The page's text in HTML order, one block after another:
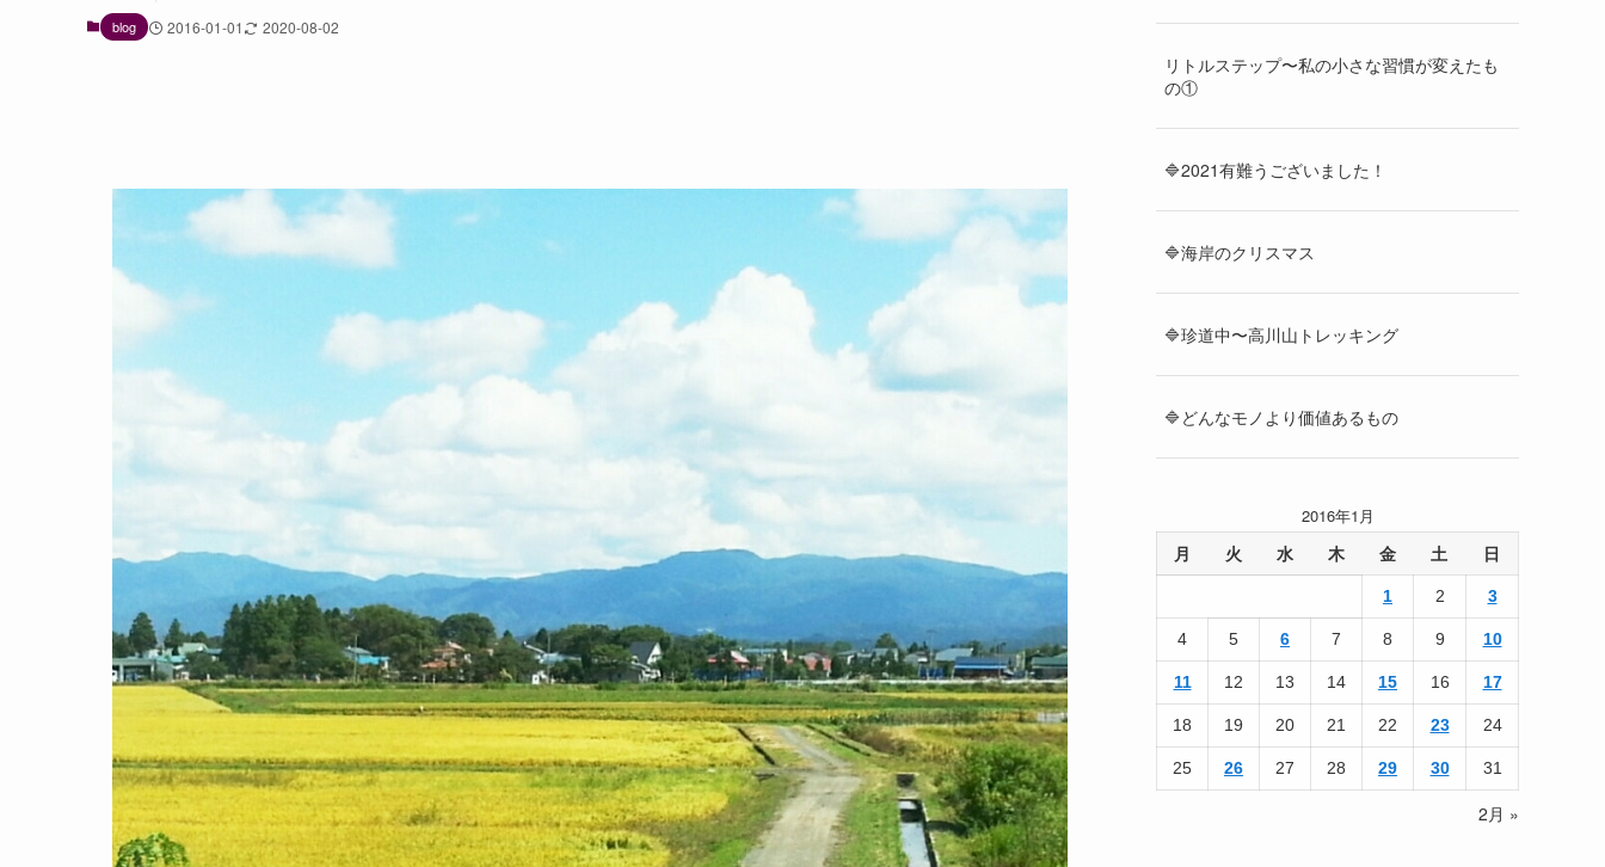
blog 2016-01-01 2020-08-02
リトルステップ〜私の小さな習慣が変えたも
の①
🔷2021有難うございました！
🔷海岸のクリスマス
🔷珍道中〜高川山トレッキング
🔷どんなモノより価値あるもの
2016年1月
月 火 水 木 金 土 日
1 2 3
4 5 6 7 8 9 10
11 12 13 14 15 16 17
18 19 20 21 22 23 24
25 26 27 28 29 30 31
2月 »